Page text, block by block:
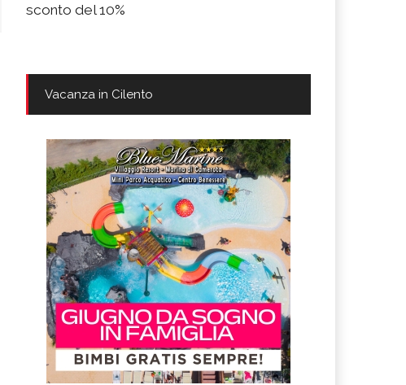
sconto del 10%
Vacanza in Cilento